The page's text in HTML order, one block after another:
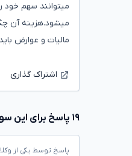
میتوانند سهم خود
میشود.هزینه آن
مالیات و عوارض باید داده شود این امر
اشتراک گذاری
۱۹ پاسخ برای این سوال ثبت شده
پاسخ توسط یکی از